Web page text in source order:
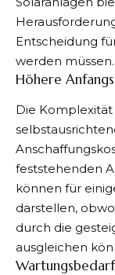
Entscheidung
werden müssen.
Höhere
Die
feststehenden
können für
darstellen,
durch die
ausgleichen
Wartungsbedarf